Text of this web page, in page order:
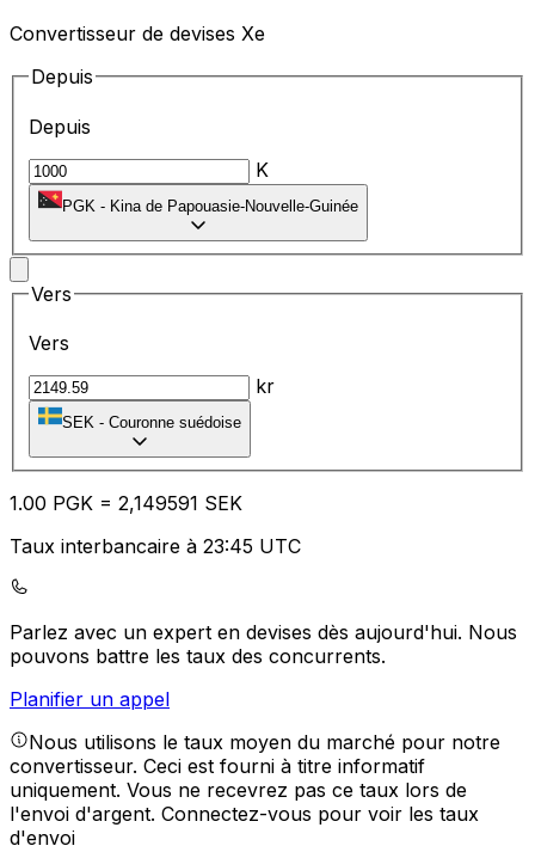
Convertisseur de devises Xe
Depuis
Depuis
K
PGK - Kina de Papouasie-Nouvelle-Guinée
Vers
Vers
kr
SEK - Couronne suédoise
1.00 PGK = 2,149591 SEK
Taux interbancaire à 23:45 UTC
Parlez avec un expert en devises dès aujourd'hui. Nous
pouvons battre les taux des concurrents.
Planifier un appel
Nous utilisons le taux moyen du marché pour notre
convertisseur. Ceci est fourni à titre informatif
uniquement. Vous ne recevrez pas ce taux lors de
l'envoi d'argent. Connectez-vous pour voir les taux
d'envoi